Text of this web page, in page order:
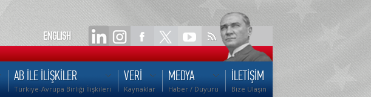
ENGLISH
AB İLE İLİŞKİLER
Türkiye-Avrupa Birliği İlişkileri
VERİ
Kaynaklar
MEDYA
Haber / Duyuru
İLETİŞİM
Bize Ulaşın